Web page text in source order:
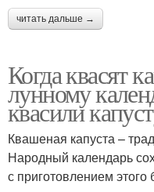
читать дальше →
Когда квасят
лунному
квасили
Квашеная капуста –
Народный календарь
с приготовлением этого